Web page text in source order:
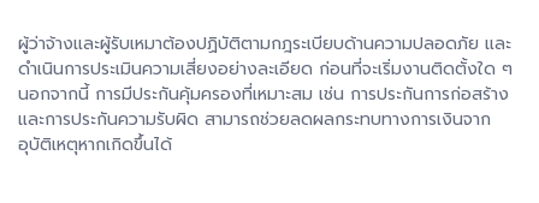
ผู้ว่าจ้างและผู้รับเหมาต้องปฏิบัติตามกฎระเบียบด้านความปลอดภัย และ
ดำเนินการประเมินความเสี่ยงอย่างละเอียด ก่อนที่จะเริ่มงานติดตั้งใด ๆ
นอกจากนี้ การมีประกันคุ้มครองที่เหมาะสม เช่น การประกันการก่อสร้าง
และการประกันความรับผิด สามารถช่วยลดผลกระทบทางการเงินจาก
อุบัติเหตุหากเกิดขึ้นได้